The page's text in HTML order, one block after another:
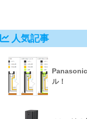
人気記事
ル！